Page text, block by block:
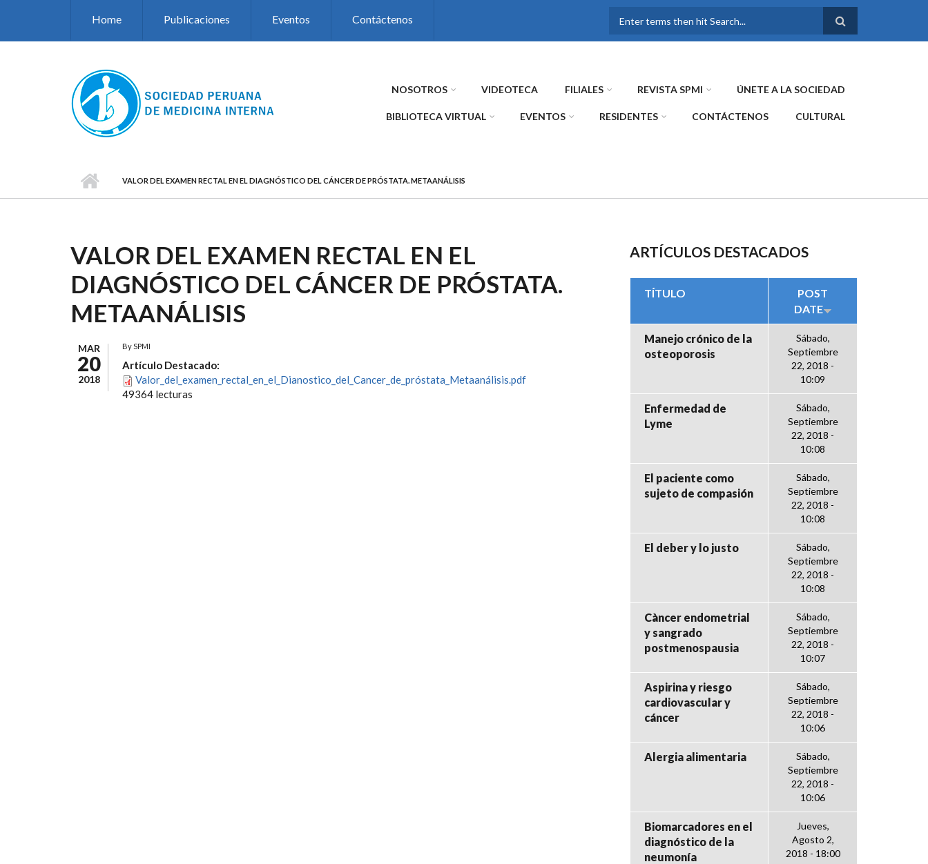
Home Publicaciones Eventos Contáctenos
FORMULARIO DE
NOSOTROS VIDEOTECA FILIALES REVISTA SPMI ÚNETE A LA SOCIEDAD
BIBLIOTECA VIRTUAL EVENTOS RESIDENTES CONTÁCTENOS CULTURAL
VALOR DEL EXAMEN RECTAL EN EL DIAGNÓSTICO DEL CÁNCER DE PRÓSTATA. METAANÁLISIS
VALOR DEL EXAMEN RECTAL EN EL
DIAGNÓSTICO DEL CÁNCER DE PRÓSTATA.
METAANÁLISIS
MAR
20
2018
BySPMI
Artículo Destacado:
Valor_del_examen_rectal_en_el_Dianostico_del_Cancer_de_próstata_Metaanálisis.pdf
49364 lecturas
ARTÍCULOS DESTACADOS
TÍTULO
POST
DATE
Manejo crónico de la
osteoporosis
Sábado,
Septiembre
22, 2018 -
10:09
Enfermedad de
Lyme
Sábado,
Septiembre
22, 2018 -
10:08
El paciente como
sujeto de compasión
Sábado,
Septiembre
22, 2018 -
10:08
El deber y lo justo
Sábado,
Septiembre
22, 2018 -
10:08
Càncer endometrial
y sangrado
postmenospausia
Sábado,
Septiembre
22, 2018 -
10:07
Aspirina y riesgo
cardiovascular y
cáncer
Sábado,
Septiembre
22, 2018 -
10:06
Alergia alimentaria
Sábado,
Septiembre
22, 2018 -
10:06
Biomarcadores en el
diagnóstico de la
neumonía
Jueves,
Agosto 2,
2018 - 18:00